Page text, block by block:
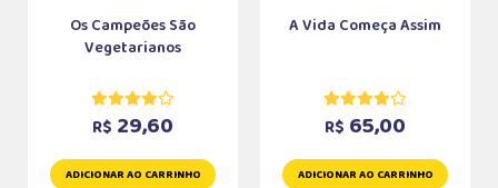
Os Campeões São
Vegetarianos
R$ 29,60
ADICIONAR AO CARRINHO
A Vida Começa Assim
R$ 65,00
ADICIONAR AO CARRINHO